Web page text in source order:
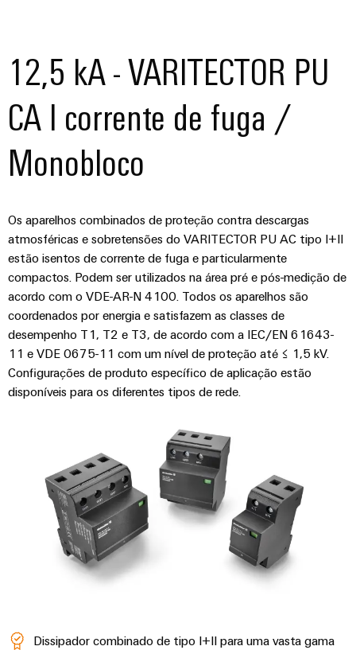
12,5 kA - VARITECTOR PU
CA I corrente de fuga /
Monobloco
Os aparelhos combinados de proteção contra descargas
atmosféricas e sobretensões do VARITECTOR PU AC tipo I+II
estão isentos de corrente de fuga e particularmente
compactos. Podem ser utilizados na área pré e pós-medição de
acordo com o VDE-AR-N 4100. Todos os aparelhos são
coordenados por energia e satisfazem as classes de
desempenho T1, T2 e T3, de acordo com a IEC/EN 61643-
11 e VDE 0675-11 com um nível de proteção até ≤ 1,5 kV.
Configurações de produto específico de aplicação estão
disponíveis para os diferentes tipos de rede.
Dissipador combinado de tipo I+II para uma vasta gama